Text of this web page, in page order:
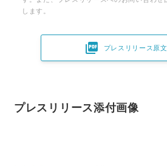
します。
 プレスリリース原
プレスリリース添付画像